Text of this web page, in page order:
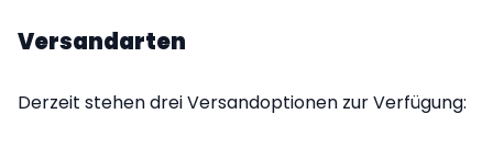
Versandarten
Derzeit stehen drei Versandoptionen zur Verfügung: